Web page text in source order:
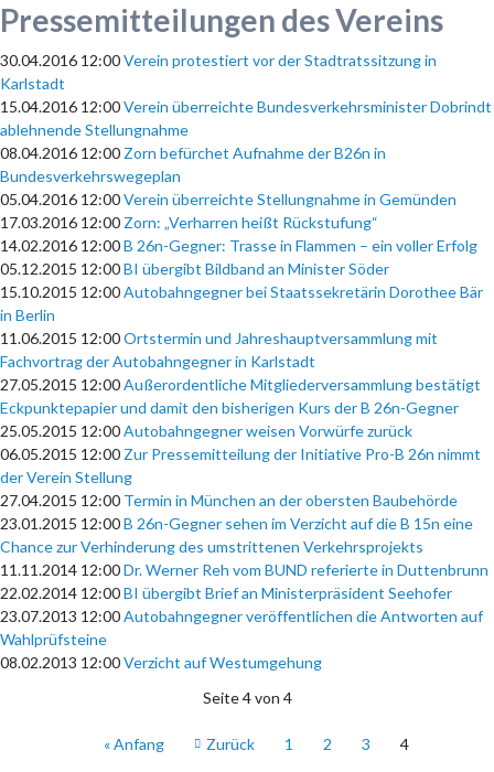
Pressemitteilungen des Vereins
30.04.2016 12:00Verein protestiert vor der Stadtratssitzung in
Karlstadt
15.04.2016 12:00Verein überreichte Bundesverkehrsminister Dobrindt
ablehnende Stellungnahme
08.04.2016 12:00Zorn befürchet Aufnahme der B26n in
Bundesverkehrswegeplan
05.04.2016 12:00Verein überreichte Stellungnahme in Gemünden
17.03.2016 12:00Zorn: „Verharren heißt Rückstufung“
14.02.2016 12:00B 26n-Gegner: Trasse in Flammen – ein voller Erfolg
05.12.2015 12:00BI übergibt Bildband an Minister Söder
15.10.2015 12:00Autobahngegner bei Staatssekretärin Dorothee Bär
in Berlin
11.06.2015 12:00Ortstermin und Jahreshauptversammlung mit
Fachvortrag der Autobahngegner in Karlstadt
27.05.2015 12:00Außerordentliche Mitgliederversammlung bestätigt
Eckpunktepapier und damit den bisherigen Kurs der B 26n-Gegner
25.05.2015 12:00Autobahngegner weisen Vorwürfe zurück
06.05.2015 12:00Zur Pressemitteilung der Initiative Pro-B 26n nimmt
der Verein Stellung
27.04.2015 12:00 Termin in München an der obersten Baubehörde
23.01.2015 12:00B 26n-Gegner sehen im Verzicht auf die B 15n eine
Chance zur Verhinderung des umstrittenen Verkehrsprojekts
11.11.2014 12:00Dr. Werner Reh vom BUND referierte in Duttenbrunn
22.02.2014 12:00BI übergibt Brief an Ministerpräsident Seehofer
23.07.2013 12:00Autobahngegner veröffentlichen die Antworten auf
Wahlprüfsteine
08.02.2013 12:00Verzicht auf Westumgehung
Seite 4 von 4
« Anfang Zurück 1 2 3 4